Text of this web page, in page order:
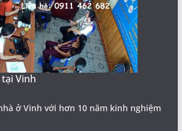
Vinh
ở Vinh với hơn 10 năm kinh nghiệm